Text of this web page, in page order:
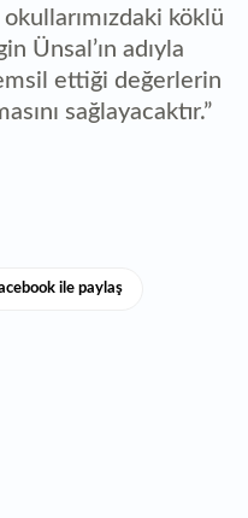
köklü
Ünsal’ın adıyla
ettiği değerlerin
sağlayacaktır.”
ile paylaş